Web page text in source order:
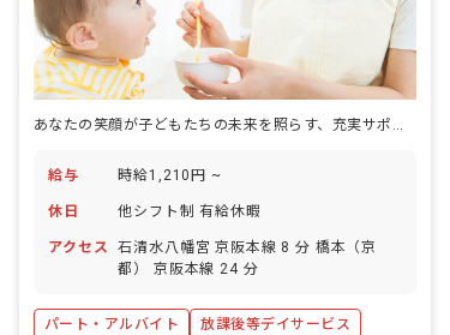
あなたの笑顔が子どもたちの未来を照らす、充実サポートの保育園で働こう
給与 時給1,210円 ~
休日 他シフト制 有給休暇
アクセス
石清水八幡宮 京阪本線 8 分 橋本（京
都） 京阪本線 24 分
パート・アルバイト
放課後等デイサービス